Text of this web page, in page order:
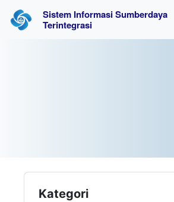
Sistem Informasi Sumberdaya
Terintegrasi
Kategori